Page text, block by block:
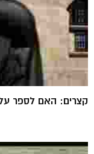
קצרים: האם לספר על